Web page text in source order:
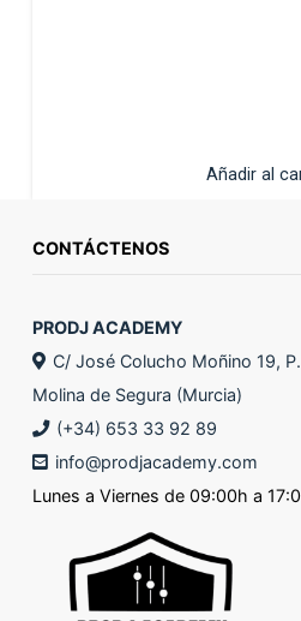
Añadir al
CONTÁCTENOS
PRODJ ACADEMY
C/ José Colucho Moñino 19,
Molina de Segura (Murcia)
(+34) 653 33 92 89
info@prodjacademy.com
Lunes a Viernes de 09:00h a